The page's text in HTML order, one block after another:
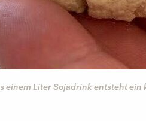
einem Liter Sojadrink entsteht ein